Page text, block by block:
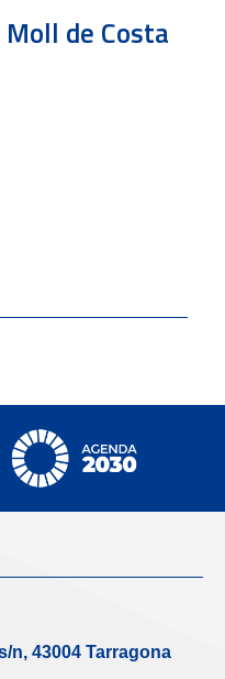
de Costa
n, 43004 Tarragona